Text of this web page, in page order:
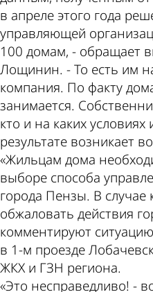
в апреле этого года
управляющей
100 домам, - обращает
Лощинин. - То есть им
компания. По факту
занимается.
кто и на каких
результате возникает
«Жильцам дома
выборе способа
города Пензы. В случае
обжаловать действия
комментируют
в 1-м проезде
ЖКХ и ГЗН региона.
«Это несправедливо! -